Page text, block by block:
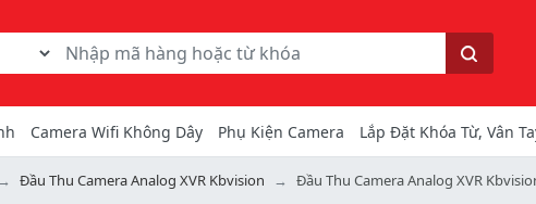
kiếm
Tìm kiếm
Camera Wifi Không Dây Phụ Kiện Camera Lắp Đặt Khóa Từ, Vân
Đầu Thu Camera Analog XVR Kbvision Đầu Thu Camera Analog XVR